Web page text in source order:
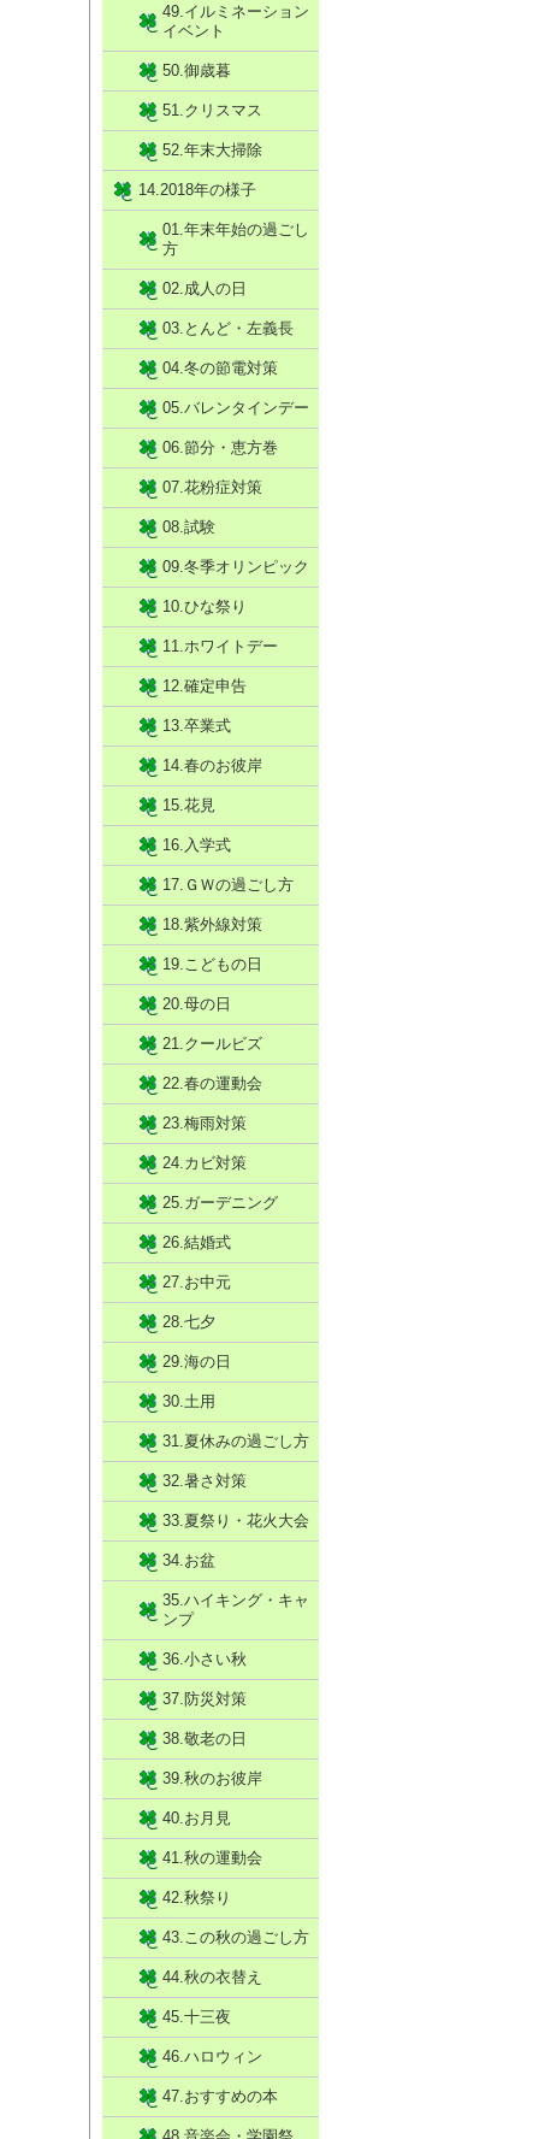
49.イルミネーション
イベント
50.御歳暮
51.クリスマス
52.年末大掃除
14.2018年の様子
01.年末年始の過ごし
方
02.成人の日
03.とんど・左義長
04.冬の節電対策
05.バレンタインデー
06.節分・恵方巻
07.花粉症対策
08.試験
09.冬季オリンピック
10.ひな祭り
11.ホワイトデー
12.確定申告
13.卒業式
14.春のお彼岸
15.花見
16.入学式
17.ＧＷの過ごし方
18.紫外線対策
19.こどもの日
20.母の日
21.クールビズ
22.春の運動会
23.梅雨対策
24.カビ対策
25.ガーデニング
26.結婚式
27.お中元
28.七夕
29.海の日
30.土用
31.夏休みの過ごし方
32.暑さ対策
33.夏祭り・花火大会
34.お盆
35.ハイキング・キャ
ンプ
36.小さい秋
37.防災対策
38.敬老の日
39.秋のお彼岸
40.お月見
41.秋の運動会
42.秋祭り
43.この秋の過ごし方
44.秋の衣替え
45.十三夜
46.ハロウィン
47.おすすめの本
48.音楽会・学園祭